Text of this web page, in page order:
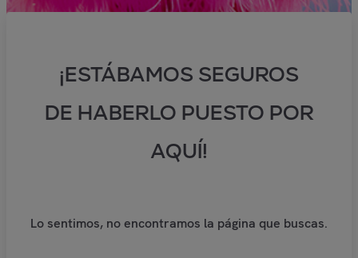
¡ESTÁBAMOS SEGUROS
DE HABERLO PUESTO POR
AQUÍ!
Lo sentimos, no encontramos la página que buscas.